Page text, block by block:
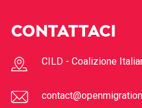
CONTATTACI
CILD - Coalizione